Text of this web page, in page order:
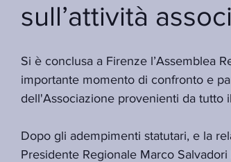
sull’attività
Si è conclusa a Firenze l’Assemblea
importante momento di confronto e
dell'Associazione provenienti da tutto
Dopo gli adempimenti statutari, e la
Presidente Regionale Marco